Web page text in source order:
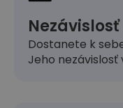
Dostanete k
Jeho